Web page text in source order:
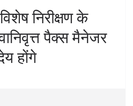
निरीक्षण के
पैक्स मैनेजर
होंगे